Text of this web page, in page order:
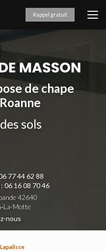
Rappel gratuit
de chape
sols
77 44 62 88
06 16 08 70 46
42640
Motte
nous